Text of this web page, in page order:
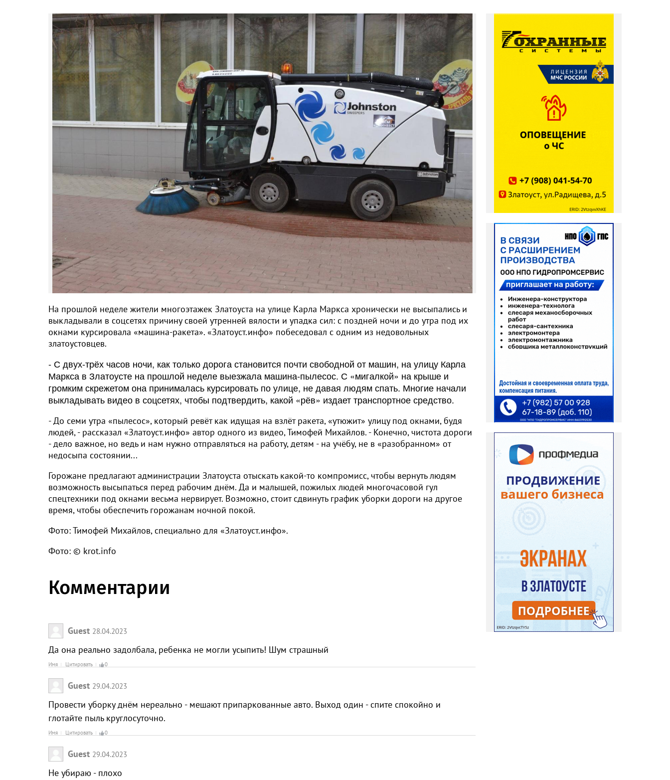
На прошлой неделе жители многоэтажек Златоуста на улице Карла Маркса хронически не высыпались и
выкладывали в соцсетях причину своей утренней вялости и упадка сил: с поздней ночи и до утра под их
окнами курсировала «машина-ракета». «Златоуст.инфо» побеседовал с одним из недовольных
златоустовцев.
- С двух-трёх часов ночи, как только дорога становится почти свободной от машин, на улицу Карла
Маркса в Златоусте на прошлой неделе выезжала машина-пылесос. С «мигалкой» на крыше и
громким скрежетом она принималась курсировать по улице, не давая людям спать. Многие начали
выкладывать видео в соцсетях, чтобы подтвердить, какой «рёв» издает транспортное средство.
- До семи утра «пылесос», который ревёт как идущая на взлёт ракета, «утюжит» улицу под окнами, будя
людей, - рассказал «Златоуст.инфо» автор одного из видео, Тимофей Михайлов. - Конечно, чистота дороги
- дело важное, но ведь и нам нужно отправляться на работу, детям - на учёбу, не в «разобранном» от
недосыпа состоянии...
Горожане предлагают администрации Златоуста отыскать какой-то компромисс, чтобы вернуть людям
возможность высыпаться перед рабочим днём. Да и малышей, пожилых людей многочасовой гул
спецтехники под окнами весьма нервирует. Возможно, стоит сдвинуть график уборки дороги на другое
время, чтобы обеспечить горожанам ночной покой.
Фото: Тимофей Михайлов, специально для «Златоуст.инфо».
Фото: © krot.info
Комментарии
Guest 28.04.2023
Да она реально задолбала, ребенка не могли усыпить! Шум страшный
Имя Цитировать 0
Guest 29.04.2023
Провести уборку днём нереально - мешают припаркованные авто. Выход один - спите спокойно и
глотайте пыль круглосуточно.
Имя Цитировать 0
Guest 29.04.2023
Не убираю - плохо